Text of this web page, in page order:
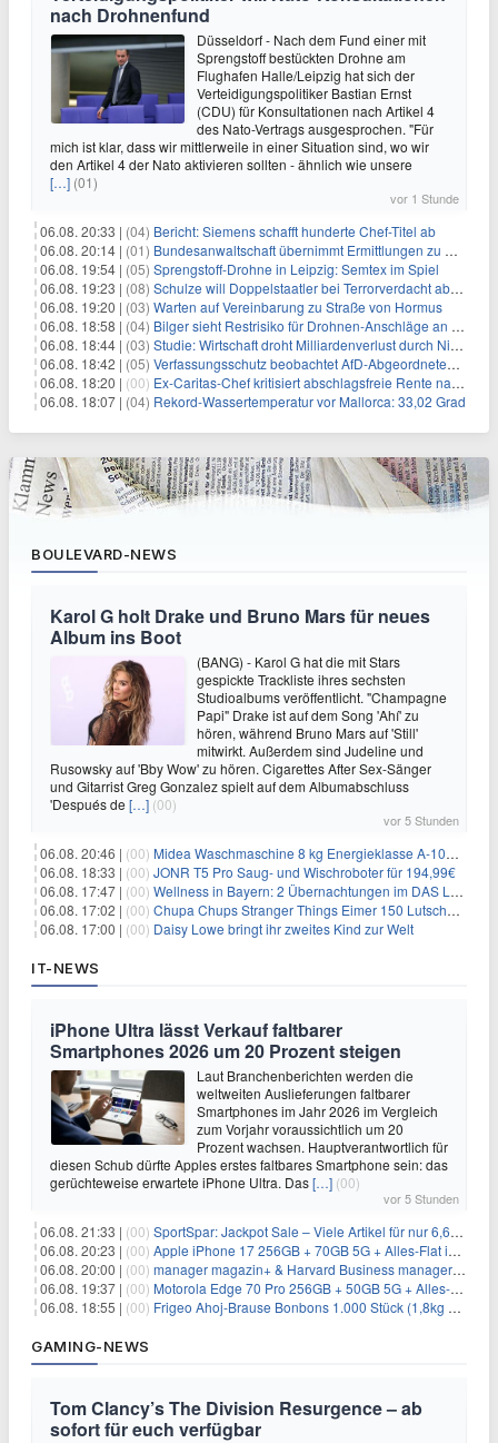
nach Drohnenfund
Düsseldorf - Nach dem Fund einer mit
Sprengstoff bestückten Drohne am
Flughafen Halle/Leipzig hat sich der
Verteidigungspolitiker Bastian Ernst
(CDU) für Konsultationen nach Artikel 4
des Nato-Vertrags ausgesprochen. "Für
mich ist klar, dass wir mittlerweile in einer Situation sind, wo wir
den Artikel 4 der Nato aktivieren sollten - ähnlich wie unsere
[…] (01)
vor 1 Stunde
06.08. 20:33 | (04) Bericht: Siemens schafft hunderte Chef-Titel ab
06.08. 20:14 | (01) Bundesanwaltschaft übernimmt Ermittlungen zu Drohnenvorfall
06.08. 19:54 | (05) Sprengstoff-Drohne in Leipzig: Semtex im Spiel
06.08. 19:23 | (08) Schulze will Doppelstaatler bei Terrorverdacht abschieben
06.08. 19:20 | (03) Warten auf Vereinbarung zu Straße von Hormus
06.08. 18:58 | (04) Bilger sieht Restrisiko für Drohnen-Anschläge an Flughäfen
06.08. 18:44 | (03) Studie: Wirtschaft droht Milliardenverlust durch Niedrigwasser
06.08. 18:42 | (05) Verfassungsschutz beobachtet AfD-Abgeordneten Nolte
06.08. 18:20 | (00) Ex-Caritas-Chef kritisiert abschlagsfreie Rente nach 45 Jahren
06.08. 18:07 | (04) Rekord-Wassertemperatur vor Mallorca: 33,02 Grad
BOULEVARD-NEWS
Karol G holt Drake und Bruno Mars für neues
Album ins Boot
(BANG) - Karol G hat die mit Stars
gespickte Trackliste ihres sechsten
Studioalbums veröffentlicht. "Champagne
Papi" Drake ist auf dem Song 'Ahí' zu
hören, während Bruno Mars auf 'Still'
mitwirkt. Außerdem sind Judeline und
Rusowsky auf 'Bby Wow' zu hören. Cigarettes After Sex-Sänger
und Gitarrist Greg Gonzalez spielt auf dem Albumabschluss
'Después de […] (00)
vor 5 Stunden
06.08. 20:46 | (00) Midea Waschmaschine 8 kg Energieklasse A-10% 1400 U/Min für 289,97€
06.08. 18:33 | (00) JONR T5 Pro Saug- und Wischroboter für 194,99€
06.08. 17:47 | (00) Wellness in Bayern: 2 Übernachtungen im DAS LUDWIG Sports Resort inkl. HP + Wellness ab 174€ p.P.
06.08. 17:02 | (00) Chupa Chups Stranger Things Eimer 150 Lutscher für 21,95€
06.08. 17:00 | (00) Daisy Lowe bringt ihr zweites Kind zur Welt
IT-NEWS
iPhone Ultra lässt Verkauf faltbarer
Smartphones 2026 um 20 Prozent steigen
Laut Branchenberichten werden die
weltweiten Auslieferungen faltbarer
Smartphones im Jahr 2026 im Vergleich
zum Vorjahr voraussichtlich um 20
Prozent wachsen. Hauptverantwortlich für
diesen Schub dürfte Apples erstes faltbares Smartphone sein: das
gerüchteweise erwartete iPhone Ultra. Das[…] (00)
vor 5 Stunden
06.08. 21:33 | (00) SportSpar: Jackpot Sale – Viele Artikel für nur 6,66€ – nur 48 Stunden
06.08. 20:23 | (00) Apple iPhone 17 256GB + 70GB 5G + Alles-Flat im Vodafone-Netz für 34,99€/Monat – eff. 4,65€/Monat
06.08. 20:00 | (00) manager magazin+ & Harvard Business manager+ Digital-Kombi-Abo 1 Monat kostenlos
06.08. 19:37 | (00) Motorola Edge 70 Pro 256GB + 50GB 5G + Alles-Flat im Vodafone-Netz für 19,99€/Monat – eff. 0,61€/Monat
06.08. 18:55 | (00) Frigeo Ahoj-Brause Bonbons 1.000 Stück (1,8kg Eimer) für 6,29€
GAMING-NEWS
Tom Clancy’s The Division Resurgence – ab
sofort für euch verfügbar